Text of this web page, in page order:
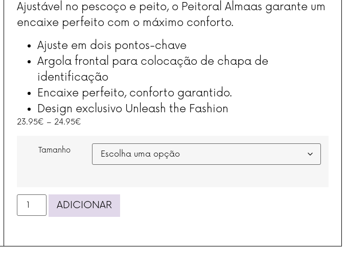
Ajustável no pescoço e peito, o Peitoral Almaas garante um
encaixe perfeito com o máximo conforto.
Ajuste em dois pontos-chave
Argola frontal para colocação de chapa de
identificação
Encaixe perfeito, conforto garantido.
Design exclusivo Unleash the Fashion
23.95€ – 24.95€
Tamanho
ADICIONAR